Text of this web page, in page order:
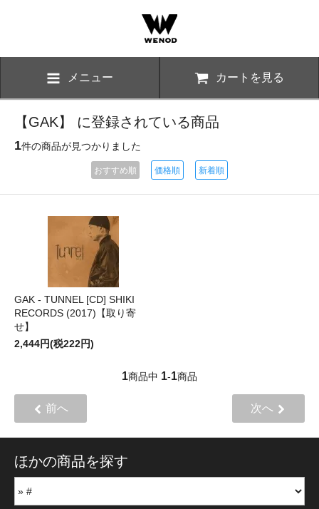
メニュー カートを見る
【GAK】 に登録されている商品
1件の商品が見つかりました
おすすめ順 価格順 新着順
GAK - TUNNEL [CD] SHIKI
RECORDS (2017)【取り寄
せ】
2,444円(税222円)
1商品中 1-1商品
前へ 次へ
ほかの商品を探す